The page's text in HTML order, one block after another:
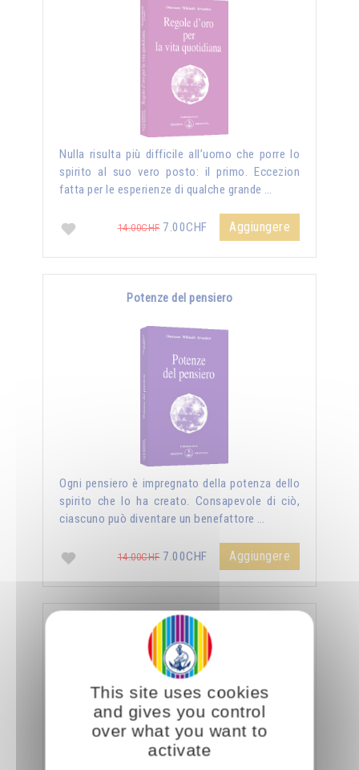
Nulla risulta più difficile all’uomo che porre lo
spirito al suo vero posto: il primo. Eccezion
fatta per le esperienze di qualche grande …
14.00CHF7.00CHF Aggiungere
Potenze del pensiero
Ogni pensiero è impregnato della potenza dello
spirito che lo ha creato. Consapevole di ciò,
ciascuno può diventare un benefattore …
14.00CHF7.00CHF Aggiungere
La sessualità forza del cielo
This site uses cookies
and gives you control
over what you want to
activate